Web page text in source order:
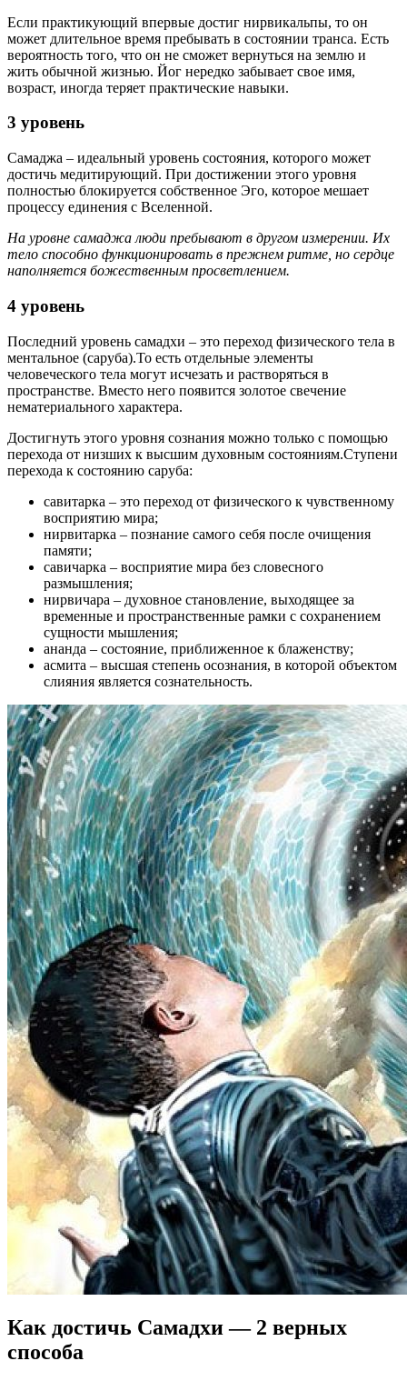
Если практикующий впервые достиг нирвикальпы, то он
может длительное время пребывать в состоянии транса. Есть
вероятность того, что он не сможет вернуться на землю и
жить обычной жизнью. Йог нередко забывает свое имя,
возраст, иногда теряет практические навыки.
3 уровень
Самаджа – идеальный уровень состояния, которого может
достичь медитирующий. При достижении этого уровня
полностью блокируется собственное Эго, которое мешает
процессу единения с Вселенной.
На уровне самаджа люди пребывают в другом измерении. Их
тело способно функционировать в прежнем ритме, но сердце
наполняется божественным просветлением.
4 уровень
Последний уровень самадхи – это переход физического тела в
ментальное (саруба).То есть отдельные элементы
человеческого тела могут исчезать и растворяться в
пространстве. Вместо него появится золотое свечение
нематериального характера.
Достигнуть этого уровня сознания можно только с помощью
перехода от низших к высшим духовным состояниям.Ступени
перехода к состоянию саруба:
савитарка – это переход от физического к чувственному
восприятию мира;
нирвитарка – познание самого себя после очищения
памяти;
савичарка – восприятие мира без словесного
размышления;
нирвичара – духовное становление, выходящее за
временные и пространственные рамки с сохранением
сущности мышления;
ананда – состояние, приближенное к блаженству;
асмита – высшая степень осознания, в которой объектом
слияния является сознательность.
Как достичь Самадхи — 2 верных
способа